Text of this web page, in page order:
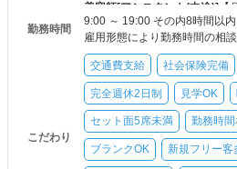
美容師[アシスタント(中途)]
勤務時間
9:00 ～ 19:00 その内8時間以内
雇用形態により勤務時間の相
こだわり
交通費支給 社会保険完備
完全週休2日制 見学OK
セット面5席未満 勤務時
ブランクOK 新規フリー客